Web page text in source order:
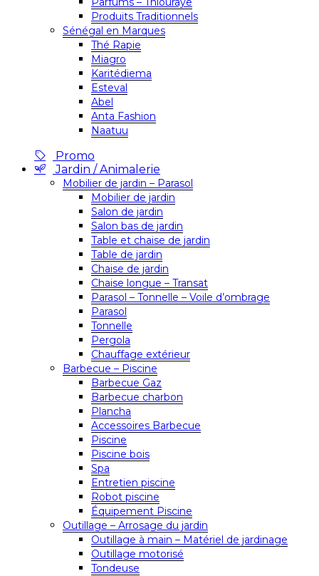
Produits Traditionnels
Sénégal en Marques
Thé Rapie
Miagro
Karitédiema
Esteval
Abel
Anta Fashion
Naatuu
Promo
Jardin / Animalerie
Mobilier de jardin – Parasol
Mobilier de jardin
Salon de jardin
Salon bas de jardin
Table et chaise de jardin
Table de jardin
Chaise de jardin
Chaise longue – Transat
Parasol – Tonnelle – Voile d’ombrage
Parasol
Tonnelle
Pergola
Chauffage extérieur
Barbecue – Piscine
Barbecue Gaz
Barbecue charbon
Plancha
Accessoires Barbecue
Piscine
Piscine bois
Spa
Entretien piscine
Robot piscine
Équipement Piscine
Outillage – Arrosage du jardin
Outillage à main – Matériel de jardinage
Outillage motorisé
Tondeuse